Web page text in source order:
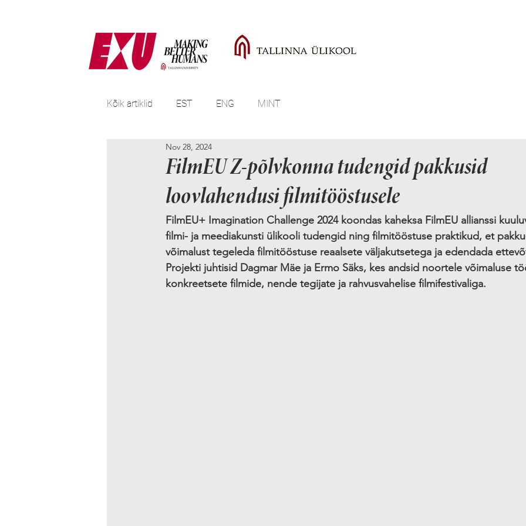
Kõik artiklid EST ENG MINT
FilmEU Z-põlvkonna tudengid pakkusid
loovlahendusi filmitööstusele
Nov 28, 2024
FilmEU+ Imagination Challenge 2024 koondas kaheksa FilmEU allianssi
filmi- ja meediakunsti ülikooli tudengid ning filmitööstuse praktikud, et
võimalust tegeleda filmitööstuse reaalsete väljakutsetega ja edendada
Projekti juhtisid Dagmar Mäe ja Ermo Säks, kes andsid noortele võimaluse
konkreetsete filmide, nende tegijate ja rahvusvahelise filmifestivaliga.